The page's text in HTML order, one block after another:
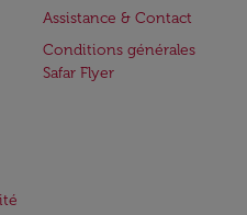
Assistance & Contact
Conditions générales
Safar Flyer